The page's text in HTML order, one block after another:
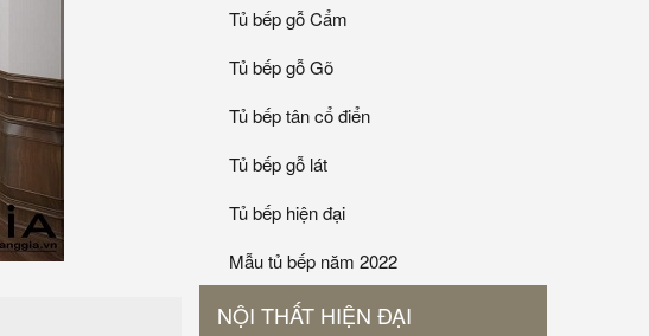
Tủ bếp gỗ Cẩm
Tủ bếp gỗ Gõ
Tủ bếp tân cổ điển
Tủ bếp gỗ lát
Tủ bếp hiện đại
Mẫu tủ bếp năm 2022
NỘI THẤT HIỆN ĐẠI